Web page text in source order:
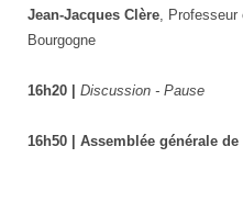
Jean-Jacques Clère, Professeur
Bourgogne
16h20 | Discussion - Pause
16h50 | Assemblée générale